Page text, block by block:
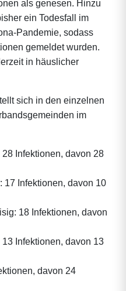
als genesen. Hinzu
ein Todesfall im
Pandemie, sodass
gemeldet wurden.
in häuslicher
sich in den einzelnen
im
Infektionen, davon 28
17 Infektionen, davon 10
18 Infektionen, davon
Infektionen, davon 13
davon 24